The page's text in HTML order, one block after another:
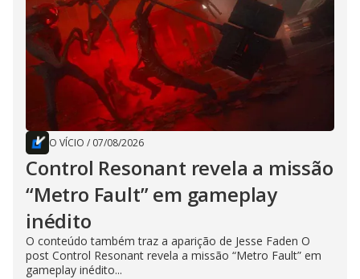
O VÍCIO / 07/08/2026
Control Resonant revela a missão
“Metro Fault” em gameplay
inédito
O conteúdo também traz a aparição de Jesse Faden O
post Control Resonant revela a missão “Metro Fault” em
gameplay inédito...